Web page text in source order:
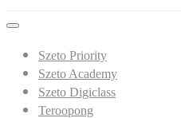
Szeto Priority
Szeto Academy
Szeto Digiclass
Teroopong